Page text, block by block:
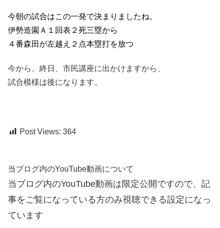
今朝の試合はこの一発で決まりましたね。
伊勢造園Ａ１回表２死三塁から
４番森田が左越え２点本塁打を放つ
今から、終日、市民講座に出かけますから、
試合模様は後になります。
Post Views: 364
当ブログ内のYouTube動画について
当ブログ内のYouTube動画は限定公開ですので、記
事をご覧になっている方のみ視聴できる設定になっ
ています